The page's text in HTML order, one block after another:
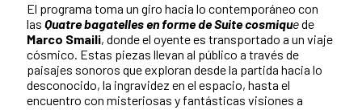
El programa toma un giro hacia lo contemporáneo con
las Quatre bagatelles en forme de Suite cosmiquede
Marco Smaili, donde el oyente es transportado a un viaje
cósmico. Estas piezas llevan al público a través de
paisajes sonoros que exploran desde la partida hacia lo
desconocido, la ingravidez en el espacio, hasta el
encuentro con misteriosas y fantásticas visiones a